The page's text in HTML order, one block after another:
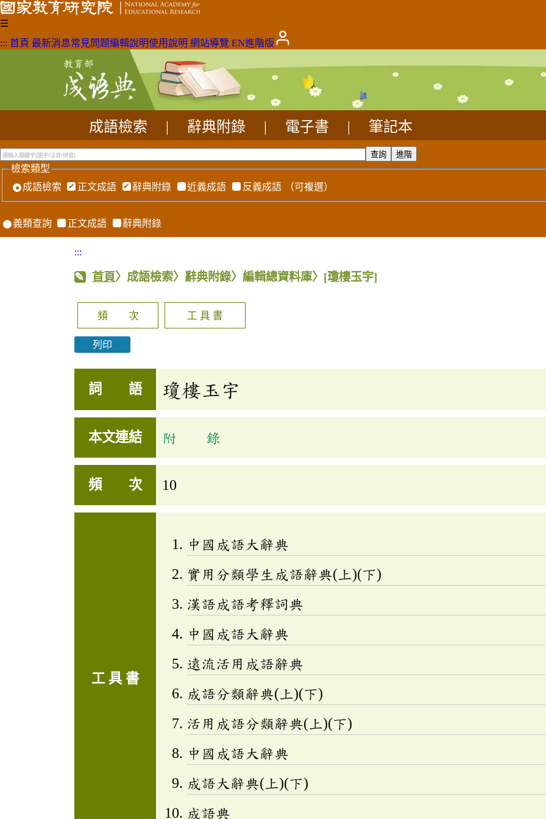
☰
::: 首頁 最新消息常見問題編輯說明使用說明 網站導覽 EN進階版
成語檢索 辭典附錄 電子書 筆記本
檢索類型
成語檢索
正文成語 辭典附錄 近義成語 反義成語 （可複選）
義類查詢 正文成語 辭典附錄
:::
首頁〉成語檢索〉辭典附錄〉編輯總資料庫〉 [瓊樓玉宇]
頻 次 工 具 書
列印
詞 語 瓊樓玉宇
本文連結 附 錄
頻 次 10
工 具 書
中國成語大辭典
實用分類學生成語辭典(上)(下)
漢語成語考釋詞典
中國成語大辭典
遠流活用成語辭典
成語分類辭典(上)(下)
活用成語分類辭典(上)(下)
中國成語大辭典
成語大辭典(上)(下)
成語典